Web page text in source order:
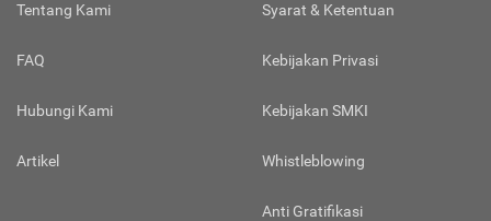
Tentang Kami
FAQ
Hubungi Kami
Artikel
Syarat & Ketentuan
Kebijakan Privasi
Kebijakan SMKI
Whistleblowing
Anti Gratifikasi